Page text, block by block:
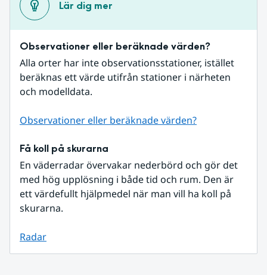
Lär dig mer
Observationer eller beräknade värden?
Alla orter har inte observationsstationer, istället
beräknas ett värde utifrån stationer i närheten
och modelldata.
Observationer eller beräknade värden?
Få koll på skurarna
En väderradar övervakar nederbörd och gör det
med hög upplösning i både tid och rum. Den är
ett värdefullt hjälpmedel när man vill ha koll på
skurarna.
Radar